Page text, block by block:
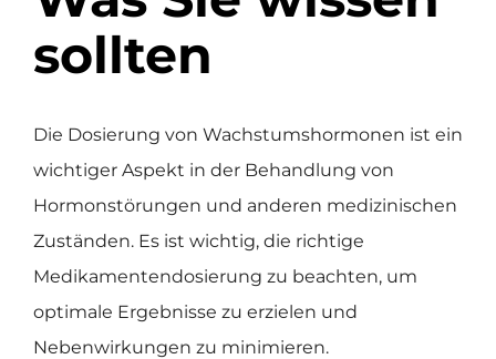
sollten
Die Dosierung von Wachstumshormonen ist ein
wichtiger Aspekt in der Behandlung von
Hormonstörungen und anderen medizinischen
Zuständen. Es ist wichtig, die richtige
Medikamentendosierung zu beachten, um
optimale Ergebnisse zu erzielen und
Nebenwirkungen zu minimieren.